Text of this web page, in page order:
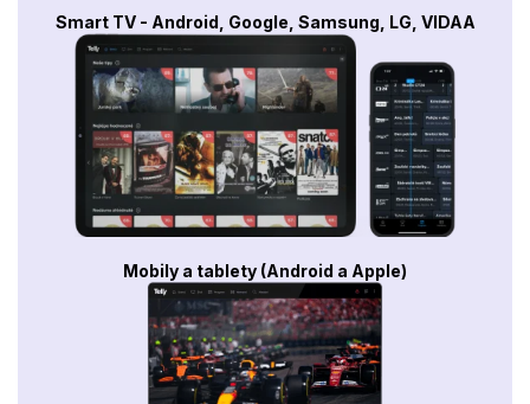
Smart TV - Android, Google, Samsung, LG, VIDAA
Mobily a tablety (Android a Apple)